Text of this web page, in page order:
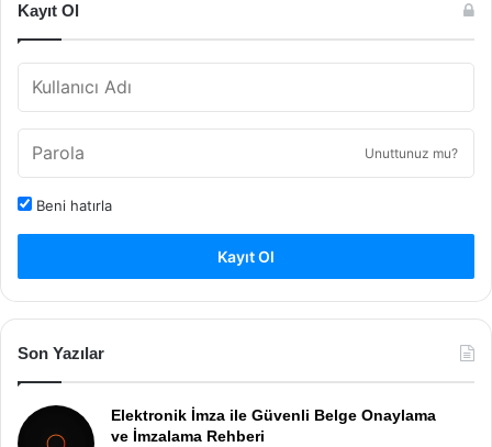
Kayıt Ol
Unuttunuz mu?
Beni hatırla
Kayıt Ol
Son Yazılar
Elektronik İmza ile Güvenli Belge Onaylama
ve İmzalama Rehberi